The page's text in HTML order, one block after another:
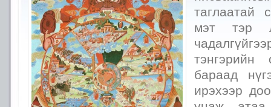
таглаатай
мэт тэр
бараад
ирэхээр